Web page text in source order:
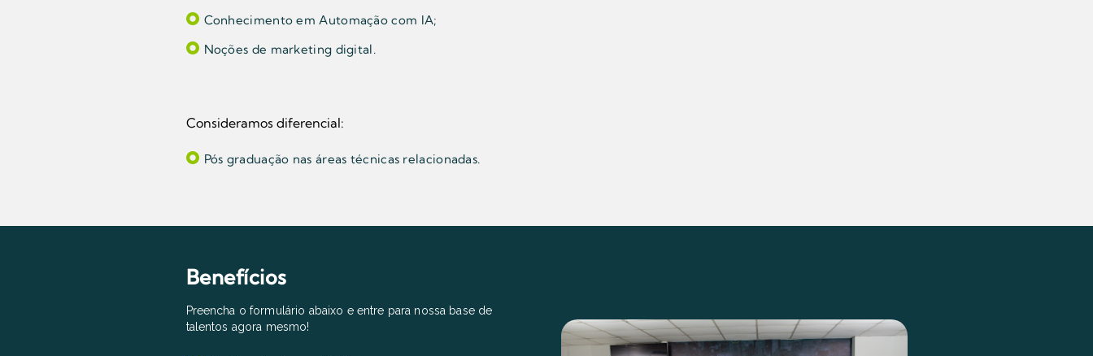
Conhecimento em Automação com IA;
Noções de marketing digital.
Consideramos diferencial:
Pós graduação nas áreas técnicas relacionadas.
Benefícios
Preencha o formulário abaixo e entre para nossa base de
talentos agora mesmo!